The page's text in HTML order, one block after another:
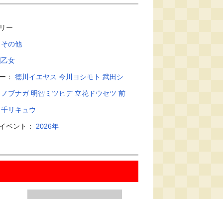
ー
その他
女
： 徳川イエヤス 今川ヨシモト 武田シ
ブナガ 明智ミツヒデ 立花ドウセツ 前
千リキュウ
ベント： 2026年